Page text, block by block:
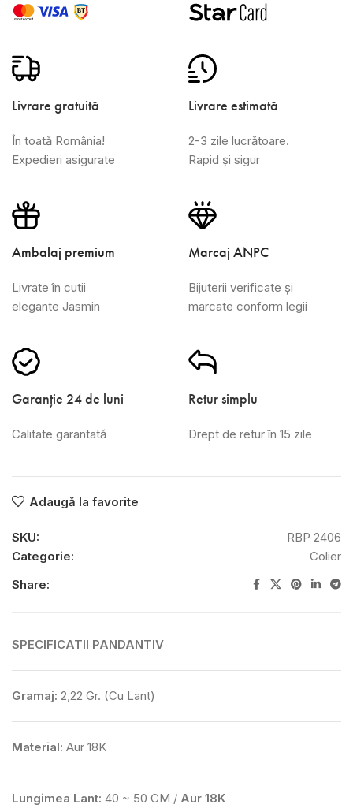
Livrare gratuită
În toată România!
Expedieri asigurate
Livrare estimată
2-3 zile lucrătoare.
Rapid și sigur
Ambalaj premium
Livrate în cutii
elegante Jasmin
Marcaj ANPC
Bijuterii verificate și
marcate conform legii
Garanție 24 de luni
Calitate garantată
Retur simplu
Drept de retur în 15 zile
Adaugă la favorite
SKU:
RBP 2406
Categorie:
Colier
Share:
SPECIFICATII PANDANTIV
Gramaj: 2,22 Gr. (Cu Lant)
Material: Aur 18K
Lungimea Lant: 40 ~ 50 CM / Aur 18K